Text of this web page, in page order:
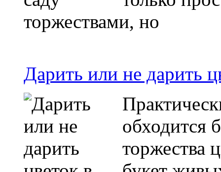
торжествами, но
Дарить или не дарить
обходится
торжества